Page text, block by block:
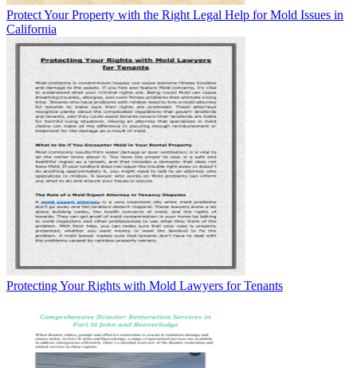
Protect Your Property with the Right Legal Help for Mold Issues in
California
Protecting Your Rights with Mold Lawyers for Tenants